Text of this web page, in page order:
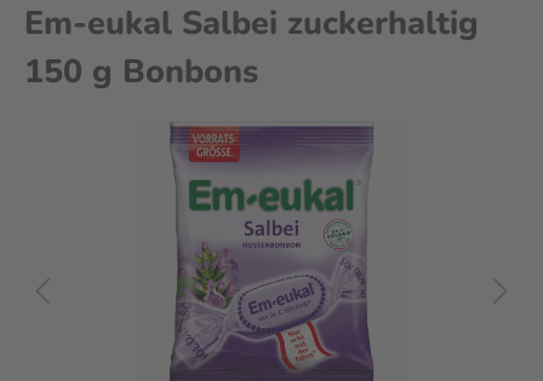
Em-eukal Salbei zuckerhaltig
150 g Bonbons